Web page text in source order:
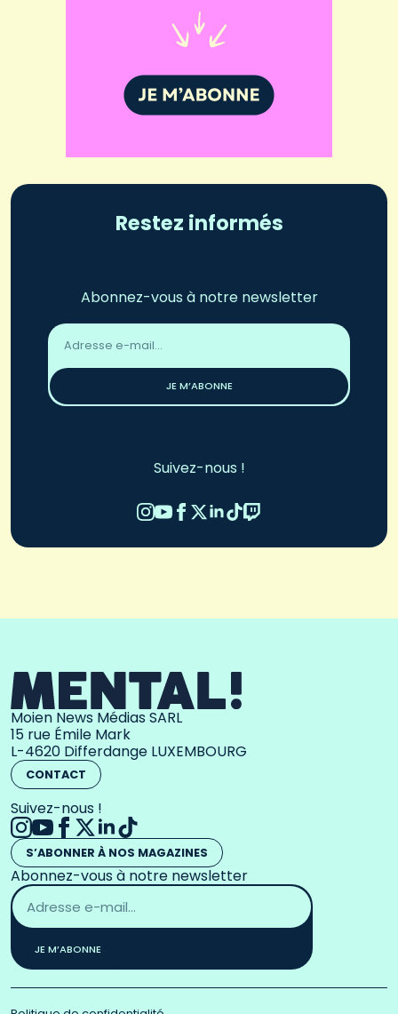
Restez informés
Abonnez-vous à notre newsletter
Adresse
email
JE M’ABONNE
Suivez-nous !
Moien News Médias SARL
15 rue Émile Mark
L-4620 Differdange LUXEMBOURG
CONTACT
Suivez-nous !
S’ABONNER À NOS MAGAZINES
Abonnez-vous à notre newsletter
Adresse
email
*
JE M’ABONNE